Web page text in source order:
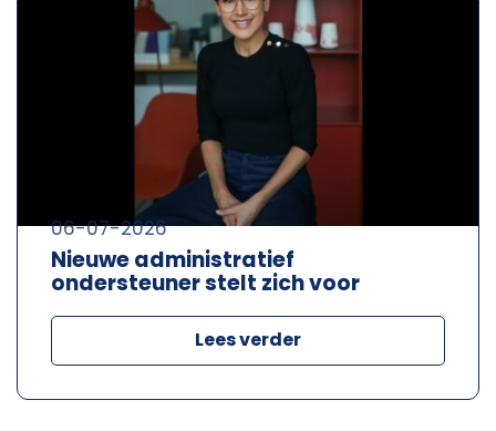
Nieuwe administratief
ondersteuner stelt zich voor
06-07-2026
Lees verder